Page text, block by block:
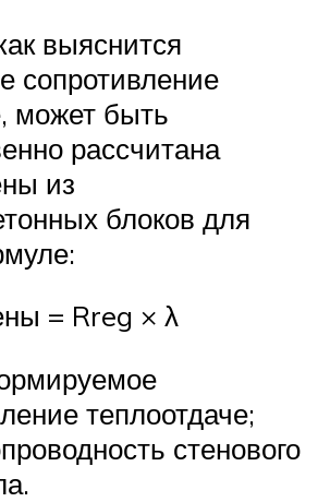
выяснится
сопротивление
может быть
рассчитана
из
блоков для
= Rreg × λ
теплоотдаче;
стенового